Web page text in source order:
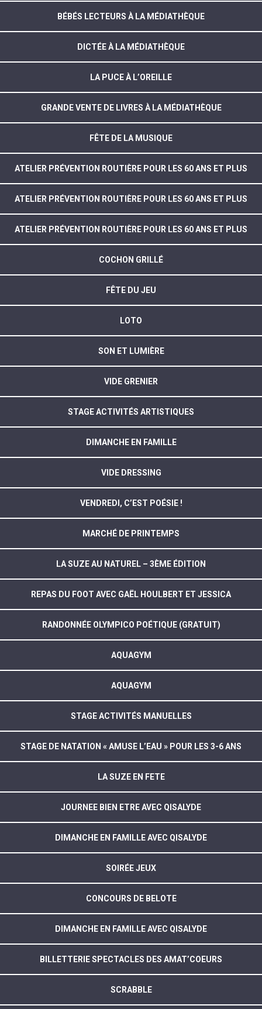
BÉBÉS LECTEURS À LA MÉDIATHÈQUE
DICTÉE À LA MÉDIATHÈQUE
LA PUCE À L’OREILLE
GRANDE VENTE DE LIVRES À LA MÉDIATHÈQUE
FÊTE DE LA MUSIQUE
ATELIER PRÉVENTION ROUTIÈRE POUR LES 60 ANS ET PLUS
ATELIER PRÉVENTION ROUTIÈRE POUR LES 60 ANS ET PLUS
ATELIER PRÉVENTION ROUTIÈRE POUR LES 60 ANS ET PLUS
COCHON GRILLÉ
FÊTE DU JEU
LOTO
SON ET LUMIÈRE
VIDE GRENIER
STAGE ACTIVITÉS ARTISTIQUES
DIMANCHE EN FAMILLE
VIDE DRESSING
VENDREDI, C’EST POÉSIE !
MARCHÉ DE PRINTEMPS
LA SUZE AU NATUREL – 3ÈME ÉDITION
REPAS DU FOOT AVEC GAËL HOULBERT ET JESSICA
RANDONNÉE OLYMPICO POÉTIQUE (GRATUIT)
AQUAGYM
AQUAGYM
STAGE ACTIVITÉS MANUELLES
STAGE DE NATATION « AMUSE L’EAU » POUR LES 3-6 ANS
LA SUZE EN FETE
JOURNEE BIEN ETRE AVEC QISALYDE
DIMANCHE EN FAMILLE AVEC QISALYDE
SOIRÉE JEUX
CONCOURS DE BELOTE
DIMANCHE EN FAMILLE AVEC QISALYDE
BILLETTERIE SPECTACLES DES AMAT’COEURS
SCRABBLE